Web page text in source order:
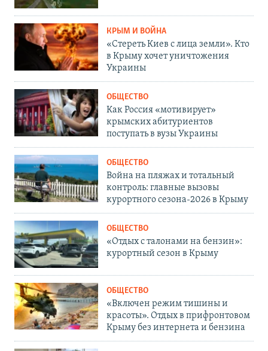
КРЫМ И ВОЙНА
«Стереть Киев с лица земли». Кто
в Крыму хочет уничтожения
Украины
ОБЩЕСТВО
Как Россия «мотивирует»
крымских абитуриентов
поступать в вузы Украины
ОБЩЕСТВО
Война на пляжах и тотальный
контроль: главные вызовы
курортного сезона-2026 в Крыму
ОБЩЕСТВО
«Отдых с талонами на бензин»:
курортный сезон в Крыму
ОБЩЕСТВО
«Включен режим тишины и
красоты». Отдых в прифронтовом
Крыму без интернета и бензина